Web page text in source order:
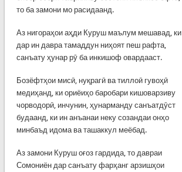
то ба замони мо расидаанд.
Аз нигораҳои аҳди Куруш маълум мешавад, ки
дар ин давра тамаддун ниҳоят пеш рафта,
санъату ҳунар рӯ ба инкишоф овардааст.
Бозёфтҳои мисӣ, нуқрагӣ ва тиллоӣ гувоҳӣ
медиҳанд, ки ориёиҳо баробари кишоварзиву
чорводорӣ, инчунин, ҳунарманду санъатдӯст
будаанд, ки ин анъанаи неку созандаи онҳо
минбаъд идома ва ташаккул меёбад.
Аз замони Куруш оғоз гардида, то давраи
Сомониён дар санъату фарҳанг арзишҳои